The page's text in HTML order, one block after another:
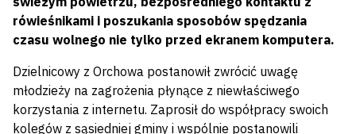
rówieśnikami i poszukania sposobów spędzania
czasu wolnego nie tylko przed ekranem komputera.
Dzielnicowy z Orchowa postanowił zwrócić uwagę
młodzieży na zagrożenia płynące z niewłaściwego
korzystania z internetu. Zaprosił do współpracy swoich
kolegów z sąsiedniej gminy i wspólnie postanowili